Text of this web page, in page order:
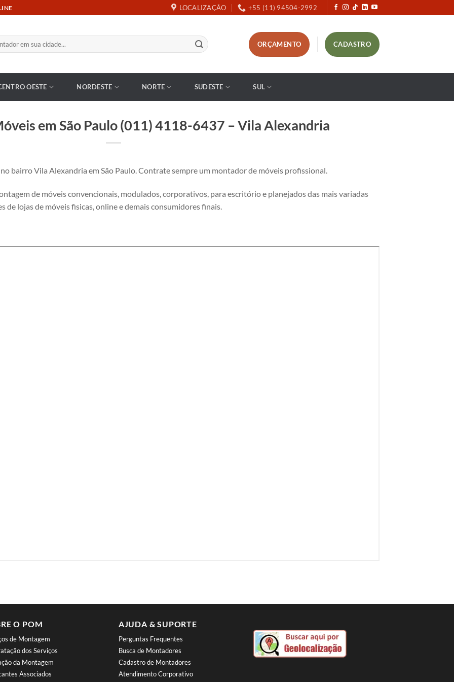
LOCALIZAÇÃO +55 (11) 94504-2992
ORÇAMENTO CADASTRO
OESTE NORDESTE NORTE SUDESTE SUL
em São Paulo (011) 4118-6437 – Vila Alexandria
bairro Vila Alexandria em São Paulo. Contrate sempre um montador de móveis profissional.
de móveis convencionais, modulados, corporativos, para escritório e planejados das mais variadas
de lojas de móveis fisicas, online e demais consumidores finais.
O POM
de Montagem
dos Serviços
da Montagem
Associados
AJUDA & SUPORTE
Perguntas Frequentes
Busca de Montadores
Cadastro de Montadores
Atendimento Corporativo